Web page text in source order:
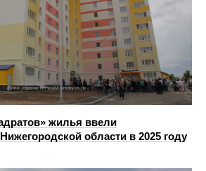
жилья ввели
области в 2025 году